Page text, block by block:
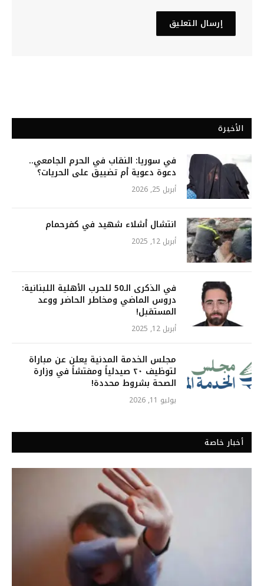
الأخيرة
في سوريا: النقاب في الحرم الجامعي..
دعوة دعوية أم تضييق على الحريات؟
أبريل 25, 2026
انتشال أشلاء شهيد في كفرحمام
أبريل 12, 2025
في الذكرى الـ50 للحرب الأهلية اللبنانية:
دروس الماضي ومخاطر الحاضر ووعد
المستقبل!
أبريل 12, 2025
مجلس الخدمة المدنية يعلن عن مباراة
لتوظيف ٢٠ صيدلياً ومفتشاً في وزارة
الصحة بشروط محددة!
يوليو 11, 2026
أخبار خاصة